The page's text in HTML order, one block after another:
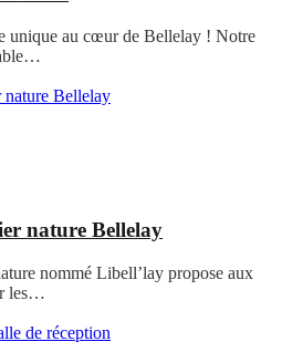
unique au cœur de Bellelay ! Notre
nature Bellelay
nommé Libell’lay propose aux
les…